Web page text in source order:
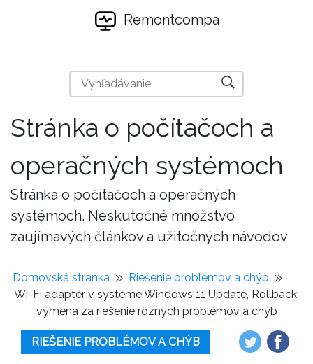
Remontcompa
Stránka o počítačoch a
operačných systémoch
Stránka o počítačoch a operačných
systémoch. Neskutočné množstvo
zaujímavých článkov a užitočných návodov
Domovská stránka
Riešenie problémov a chýb
Wi-Fi adaptér v systéme Windows 11 Update, Rollback,
výmena za riešenie rôznych problémov a chýb
RIEŠENIE PROBLÉMOV A CHÝB